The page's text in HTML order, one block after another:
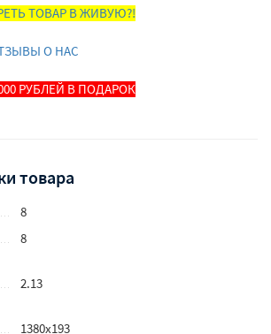
ТОВАР В ЖИВУЮ?!
О НАС
РУБЛЕЙ В ПОДАРОК
товара
8
8
2.13
1380х193